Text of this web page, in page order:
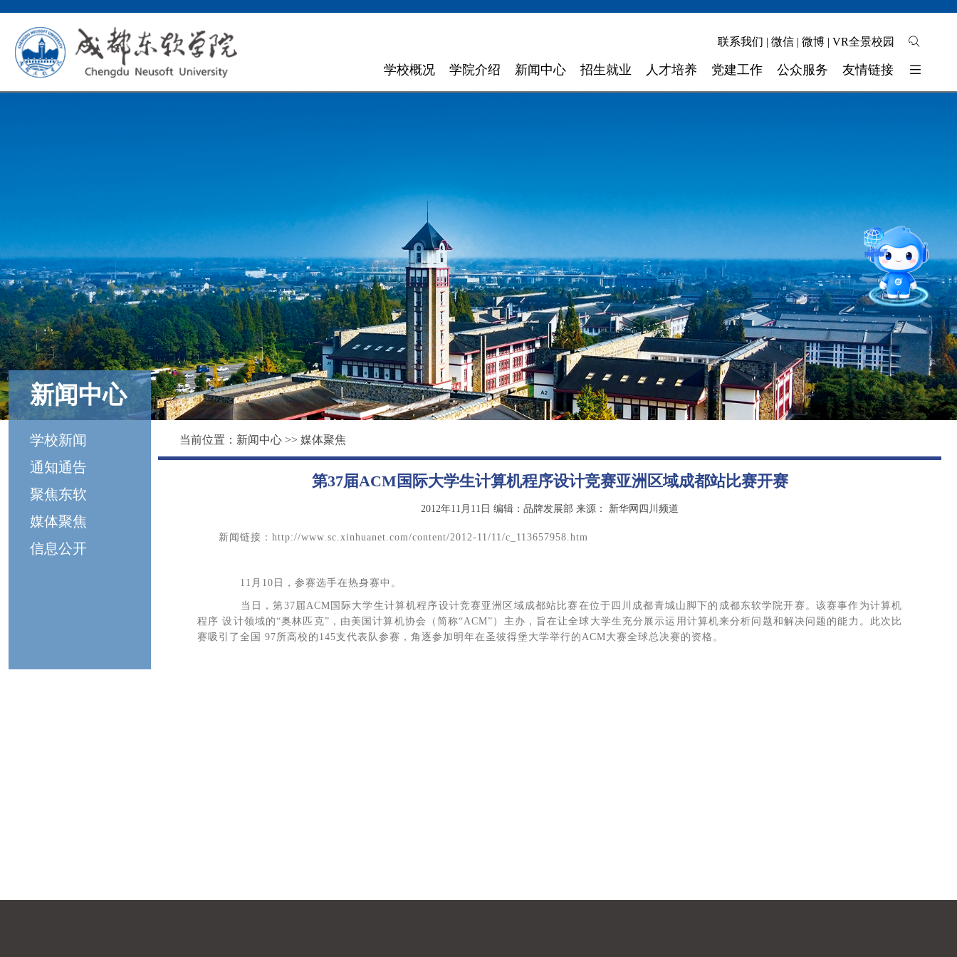
联系我们 | 微信 | 微博 | VR全景校园
学校概况
组织机构
理念特色
大 事 记
领导关怀
校园环境
影像东软
大学精神
学院介绍
数字艺术与设计学院
外国语学院
健康医疗科技学院
数智应用技术学院
国际教育学院
数据科学与基础学院
马克思主义学院
继续教育（培训）学院
新闻中心
媒体聚焦
招生就业 人才培养
校 团 委
师资力量
奖助学金
图书馆
后勤保障
党建工作 公众服务
联系我们
友情链接
四川省高校网络理政平台
新闻中心
学校新闻
通知通告
聚焦东软
媒体聚焦
信息公开
当前位置： 新闻中心 >> 媒体聚焦
第37届ACM国际大学生计算机程序设计竞赛亚洲区域成都站比赛开赛
2012年11月11日 编辑：品牌发展部 来源： 新华网四川频道
新闻链接：http://www.sc.xinhuanet.com/content/2012-11/11/c_113657958.htm
11月10日，参赛选手在热身赛中。
当日，第37届ACM国际大学生计算机程序设计竞赛亚洲区域成都站比赛在位于四川成都青城山脚下的成都东软学院开赛。该赛事作为计算机
程序 设计领域的“奥林匹克”，由美国计算机协会（简称“ACM”）主办，旨在让全球大学生充分展示运用计算机来分析问题和解决问题的能力。此次比
赛吸引了全国 97所高校的145支代表队参赛，角逐参加明年在圣彼得堡大学举行的ACM大赛全球总决赛的资格。
智能问答
招就官微
报考指南